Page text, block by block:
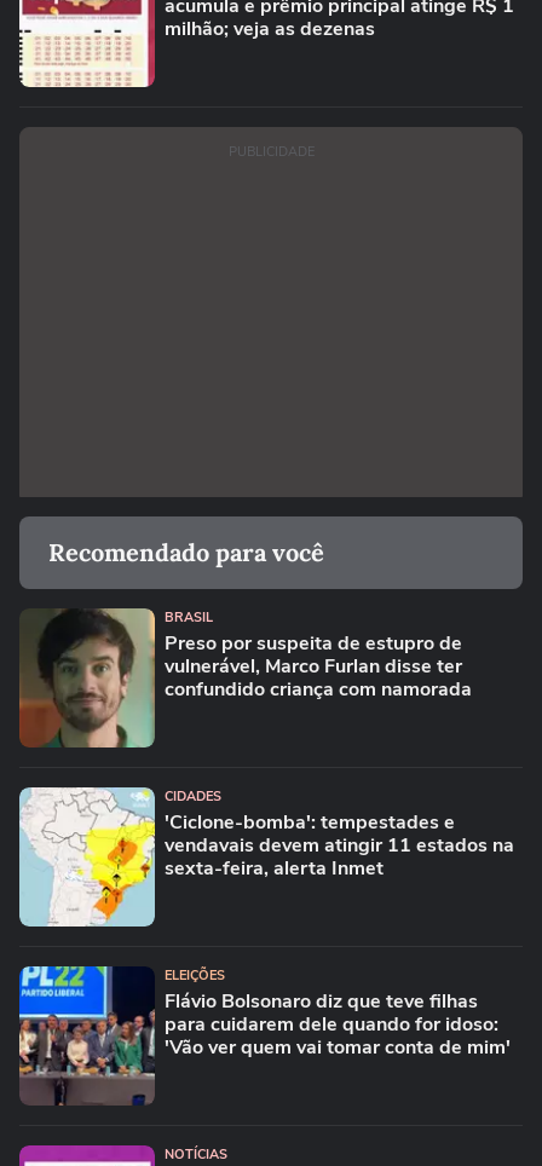
acumula e prêmio principal atinge R$ 1
milhão; veja as dezenas
PUBLICIDADE
Recomendado para você
BRASIL
Preso por suspeita de estupro de
vulnerável, Marco Furlan disse ter
confundido criança com namorada
CIDADES
'Ciclone-bomba': tempestades e
vendavais devem atingir 11 estados na
sexta-feira, alerta Inmet
ELEIÇÕES
Flávio Bolsonaro diz que teve filhas
para cuidarem dele quando for idoso:
'Vão ver quem vai tomar conta de mim'
NOTÍCIAS